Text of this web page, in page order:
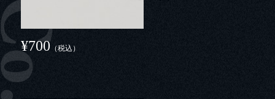
¥700 （税込）